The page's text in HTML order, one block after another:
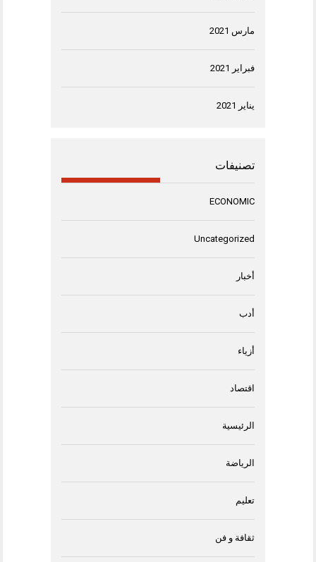
مارس 2021
فبراير 2021
يناير 2021
تصنيفات
ECONOMIC
Uncategorized
أخبار
أدب
أزياء
اقتصاد
الرئيسية
الرياضة
تعليم
ثقافة و فن